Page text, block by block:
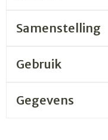
Samenstelling
Gebruik
Gegevens